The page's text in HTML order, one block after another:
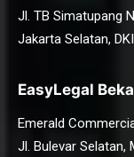
Jl. TB Simatupang
Jakarta Selatan,
EasyLegal
Emerald
Jl. Bulevar Selatan,